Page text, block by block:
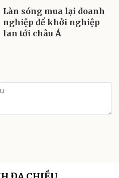
Làn sóng mua lại doanh
nghiệp để khởi nghiệp
lan tới châu Á